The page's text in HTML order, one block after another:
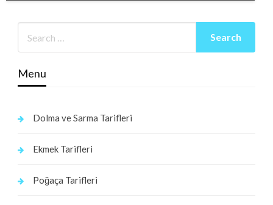
Menu
Dolma ve Sarma Tarifleri
Ekmek Tarifleri
Poğaça Tarifleri